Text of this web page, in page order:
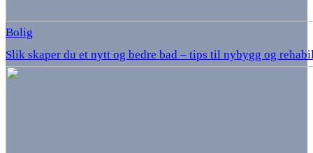
Bolig
Slik skaper du et nytt og bedre bad – tips til nybygg og